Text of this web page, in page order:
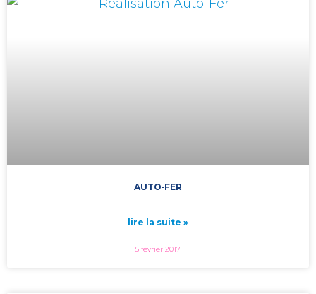
AUTO-FER
lire la suite »
5 février 2017